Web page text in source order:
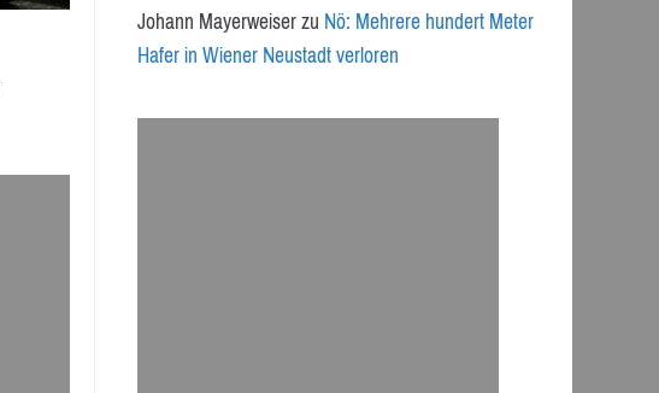
Johann MayerweiserzuNö: Mehrere hundert Meter
Hafer in Wiener Neustadt verloren